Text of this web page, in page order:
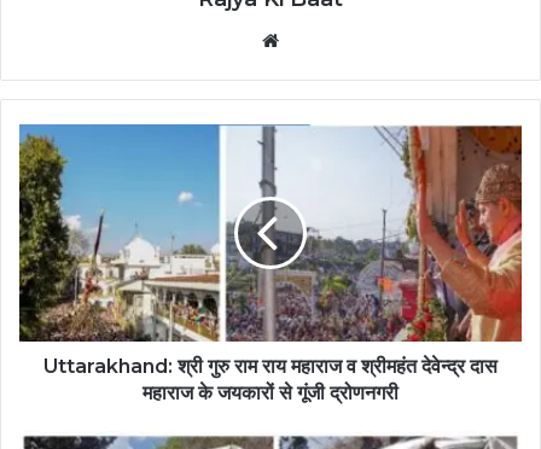
Uttarakhand: श्री गुरु राम राय महाराज व श्रीमहंत देवेन्द्र दास
महाराज के जयकारों से गूंजी द्रोणनगरी